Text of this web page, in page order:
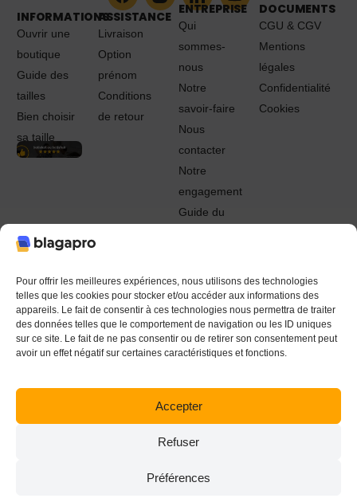
Pour offrir les meilleures expériences, nous utilisons des technologies
telles que les cookies pour stocker et/ou accéder aux informations des
appareils. Le fait de consentir à ces technologies nous permettra de traiter
des données telles que le comportement de navigation ou les ID uniques
sur ce site. Le fait de ne pas consentir ou de retirer son consentement peut
avoir un effet négatif sur certaines caractéristiques et fonctions.
Accepter
Refuser
Préférences
INFORMATIONS
Ouvrir une
boutique
Guide des
tailles
Bien choisir
sa taille
ASSISTANCE
Livraison
Option
prénom
Conditions
de retour
ENTREPRISE
Qui
sommes-
nous
Notre
savoir-faire
Nous
contacter
Notre
engagement
Guide du
DOCUMENTS
CGU & CGV
Mentions
légales
Confidentialité
Cookies
© 2022 - 2024 Blagapro. Tous droits réservés. Textiles
personnalisés à Orléans